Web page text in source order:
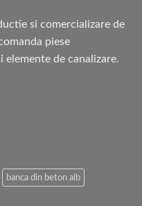
si comercializare de
piese
de canalizare.
banca din beton alb